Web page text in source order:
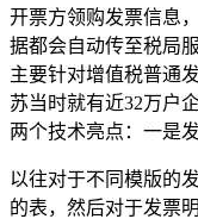
开票方领购发票信息
据都会自动传至税局
主要针对增值税普通
苏当时就有近32万户
两个技术亮点：一是
以往对于不同模版的
的表，然后对于发票